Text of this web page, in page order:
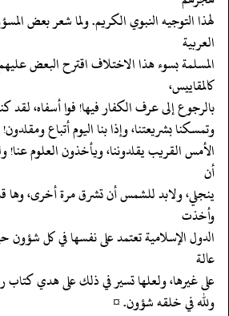
‏‏‏‏لهذا التوجيه النبوي الكريم. ولما شعر بعض
العربية
‏‏‏‏المسلمة بسوء هذا الاختلاف اقترح البعض
كالمقاييس،
‏‏‏‏بالرجوع إلى عرف الكفار فيها! فوا أسفاه، لقد
‏‏‏‏وتمسكنا بشريعتنا، وإذا بنا اليوم أتباع ومقلدون!
‏‏‏‏الأمس القريب يقلدوننا، ويأخذون العلوم
أن
‏‏‏‏ينجلي، ولابد للشمس أن تشرق مرة أخرى، وها
وأخذت
‏‏‏‏الدول الإسلامية تعتمد على نفسها في كل شؤون
عالة
‏‏‏‏على غيرها، ولعلها تسير في ذلك على هدي كتاب
‏‏‏‏ولله في خلقه شؤون. ¤